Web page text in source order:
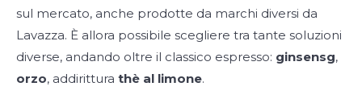
sul mercato, anche prodotte da marchi diversi da
Lavazza. È allora possibile scegliere tra tante soluzioni
diverse, andando oltre il classico espresso: ginsensg,
orzo, addirittura thè al limone.